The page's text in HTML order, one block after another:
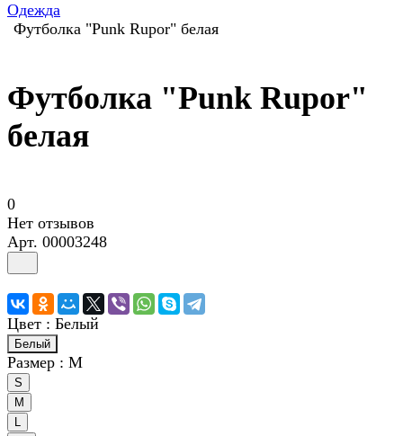
Одежда
Футболка "Punk Rupor" белая
Футболка "Punk Rupor"
белая
0
Нет отзывов
Арт. 00003248
Цвет : Белый
Белый
Размер : M
S
M
L